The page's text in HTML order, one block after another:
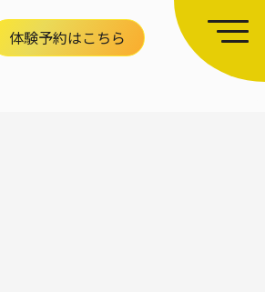
体験予約はこちら